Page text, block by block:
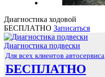
Диагностика ходовой
БЕСПЛАТНО Записаться
Диагностика подвески
Для всех клиентов автосервиса
БЕСПЛАТНО